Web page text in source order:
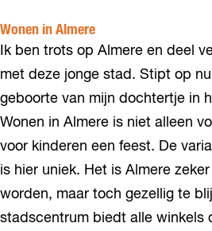
Wonen in Almere
Ik ben trots op Almere en deel
met deze jonge stad. Stipt op
geboorte van mijn dochtertje in
Wonen in Almere is niet alleen
voor kinderen een feest. De
is hier uniek. Het is Almere
worden, maar toch gezellig te
stadscentrum biedt alle winkels